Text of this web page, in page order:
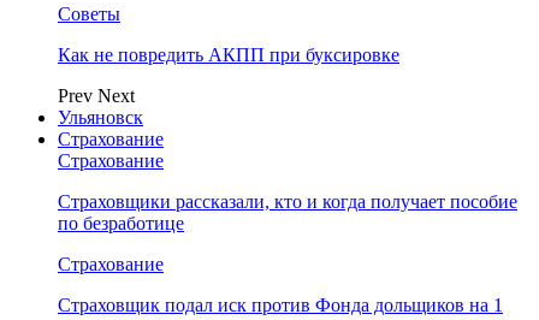
Советы
Как не повредить АКПП при буксировке
Prev Next
Ульяновск
Страхование
Страхование
Страховщики рассказали, кто и когда получает пособие
по безработице
Страхование
Страховщик подал иск против Фонда дольщиков на 1